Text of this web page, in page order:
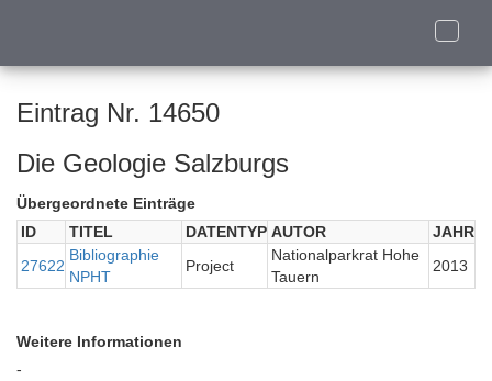
Toggle
Eintrag Nr. 14650
Die Geologie Salzburgs
Übergeordnete Einträge
ID
TITEL DATENTYP AUTOR
JAHR
27622
Bibliographie
NPHT
Project
Nationalparkrat Hohe
Tauern
2013
Weitere Informationen
-